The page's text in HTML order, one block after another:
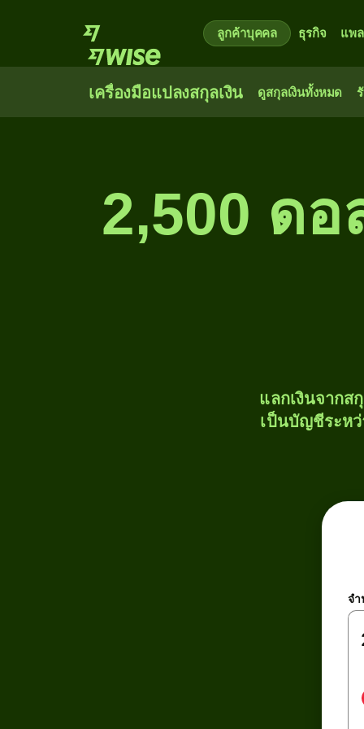
ลูกค้าบุคคล ธุรกิจ แพ
เครื่องมือแปลงสกุลเงิน ดูสกุลเงินทั้งหมด
2,500 ดอ
แลกเงินจากส
เป็นบัญชีระหว่
จ